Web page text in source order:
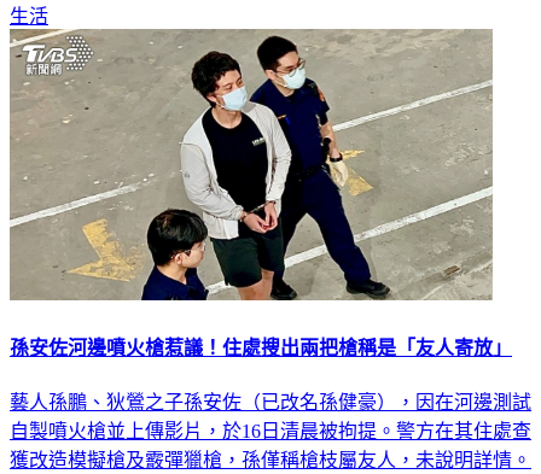
生活
孫安佐河邊噴火槍惹議！住處搜出兩把槍稱是「友人寄放」
藝人孫鵬、狄鶯之子孫安佐（已改名孫健豪），因在河邊測試
自製噴火槍並上傳影片，於16日清晨被拘提。警方在其住處查
獲改造模擬槍及霰彈獵槍，孫僅稱槍枝屬友人，未說明詳情。